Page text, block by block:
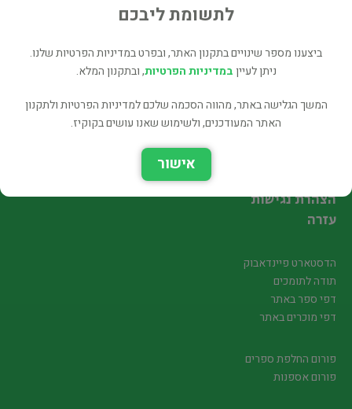
לתשומת ליבכם
ביצענו מספר שינויים בתקנון האתר, ובפרט במדיניות הפרטיות שלנו.
ניתן לעייןבמדיניות הפרטיות, ובתקנון המלא.
המשך הגלישה באתר, מהווה הסכמה שלכם למדיניות הפרטיות ולתקנון
האתר המעודכנים, ולשימוש שאנו עושים בקוקיז.
אישור
עקבו אחרינו
הצהרת נגישות
עזרה
הדסטארט פיינדאבוק
תודה לתומכים
דפי ספר באתר
דפי מוכרים באתר
פורום החלפת ספרים
פורום אספנות